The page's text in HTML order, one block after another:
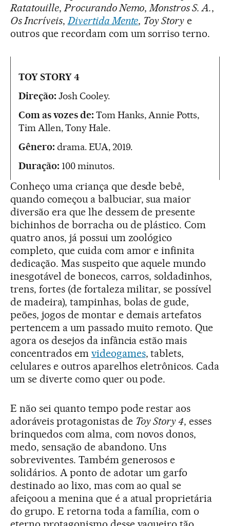
Ratatouille,Procurando Nemo,Monstros S. A.,
Os Incríveis,Divertida Mente, Toy Story e
outros que recordam com um sorriso terno.
TOY STORY 4
Direção: Josh Cooley.
Com as vozes de: Tom Hanks, Annie Potts,
Tim Allen, Tony Hale.
Gênero: drama. EUA, 2019.
Duração: 100 minutos.
Conheço uma criança que desde bebê,
quando começou a balbuciar, sua maior
diversão era que lhe dessem de presente
bichinhos de borracha ou de plástico. Com
quatro anos, já possui um zoológico
completo, que cuida com amor e infinita
dedicação. Mas suspeito que aquele mundo
inesgotável de bonecos, carros, soldadinhos,
trens, fortes (de fortaleza militar, se possível
de madeira), tampinhas, bolas de gude,
peões, jogos de montar e demais artefatos
pertencem a um passado muito remoto. Que
agora os desejos da infância estão mais
concentrados em videogames, tablets,
celulares e outros aparelhos eletrônicos. Cada
um se diverte como quer ou pode.
E não sei quanto tempo pode restar aos
adoráveis protagonistas de Toy Story 4, esses
brinquedos com alma, com novos donos,
medo, sensação de abandono. Uns
sobreviventes. Também generosos e
solidários. A ponto de adotar um garfo
destinado ao lixo, mas com ao qual se
afeiçoou a menina que é a atual proprietária
do grupo. E retorna toda a família, com o